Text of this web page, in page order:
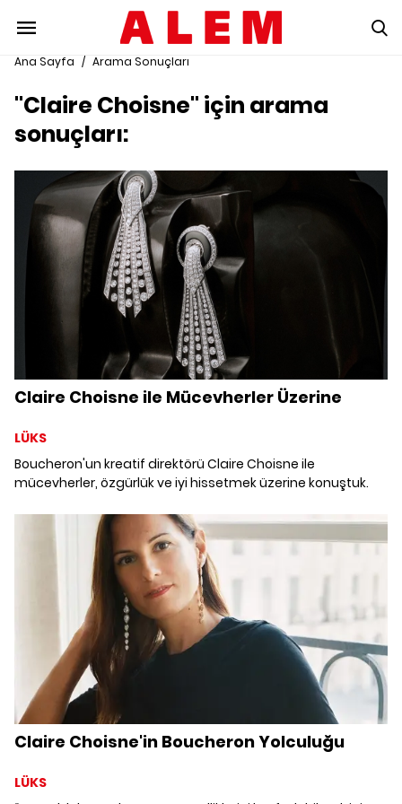
Ana Sayfa / Arama Sonuçları
"Claire Choisne" için arama
sonuçları:
Claire Choisne ile Mücevherler Üzerine
LÜKS
Boucheron'un kreatif direktörü Claire Choisne ile
mücevherler, özgürlük ve iyi hissetmek üzerine konuştuk.
Claire Choisne'in Boucheron Yolculuğu
LÜKS